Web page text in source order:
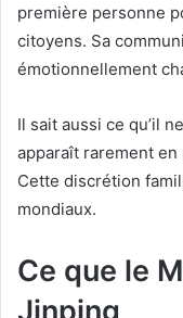
première personne
citoyens. Sa
émotionnellement
Il sait aussi ce qu’il
apparaît rarement en
Cette discrétion
mondiaux.
Ce que le
Jinping